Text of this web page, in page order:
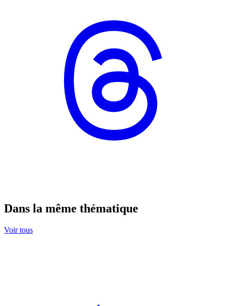
Dans la même thématique
Voir tous